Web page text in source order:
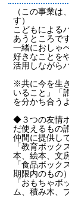
（この事業は
す）
こどもによる
あうところです
一緒におしゃ
好きなことを
活用しながら
※共に今を生
いること」「
を分かち合う
◆３つの友情
だ使えるもの
仲間に提供し
「教育ボック
本、絵本、文
「食品ボッ
期限内のもの）
「おもちゃボ
ム、積み木、